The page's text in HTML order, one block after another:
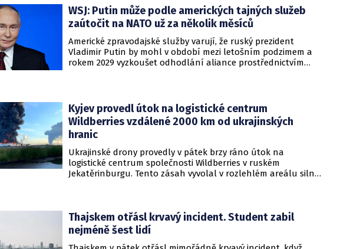
WSJ: Putin může podle amerických tajných služeb
zaútočit na NATO už za několik měsíců
Americké zpravodajské služby varují, že ruský prezident
Vladimir Putin by mohl v období mezi letošním podzimem a
rokem 2029 vyzkoušet odhodlání aliance prostřednictvím
přicházejí v době, kdy Moskva čelí rostoucímu tlaku kvůli
situaci na ukrajinské frontě. Masivní škody, které ukrajinské
drony způsobují ruskému zázemí, totiž Kreml zahnaly do
kouta.
Kyjev provedl útok na logistické centrum
Wildberries vzdálené 2000 km od ukrajinských
hranic
Ukrajinské drony provedly v pátek brzy ráno útok na
logistické centrum společnosti Wildberries v ruském
Jekatěrinburgu. Tento zásah vyvolal v rozlehlém areálu silný
RWB, který řídí veškeré logistické operace.
Thajskem otřásl krvavý incident. Student zabil
nejméně šest lidí